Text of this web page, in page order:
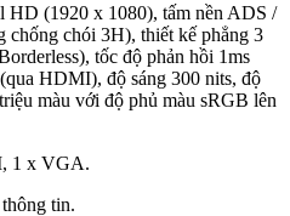
HD (1920 x 1080), tấm nền ADS /
chống chói 3H), thiết kế phẳng 3
tốc độ phản hồi 1ms
HDMI), độ sáng 300 nits, độ
màu với độ phủ màu sRGB lên
1 x VGA.
tin.